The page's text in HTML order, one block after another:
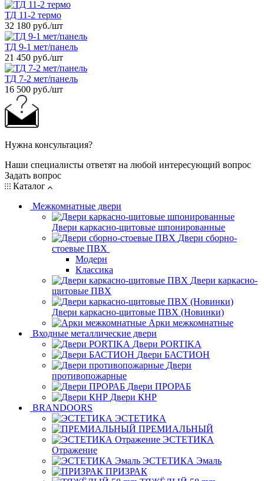
ТД 11-2 термо
32 180 руб./шт
ТД 9-1 мет/панель
21 450 руб./шт
ТД 7-2 мет/панель
16 500 руб./шт
Нужна консультация?
Наши специалисты ответят на любой интересующий вопрос
Задать вопрос
Каталог
Межкомнатные двери
Двери каркасно-щитовые шпонированные
Двери сборно-
стоевые ПВХ
Модерн
Классика
Двери каркасно-
щитовые ПВХ
Двери каркасно-щитовые ПВХ (Новинки)
Арки межкомнатные
Входные металлические двери
Двери PORTIKA
Двери БАСТИОН
Двери
противопожарные
Двери ПРОРАБ
Двери КНР
BRANDOORS
ЭСТЕТИКА
ПРЕМИАЛЬНЫЙ
ЭСТЕТИКА
Отражение
ЭСТЕТИКА Эмаль
ПРИЗРАК